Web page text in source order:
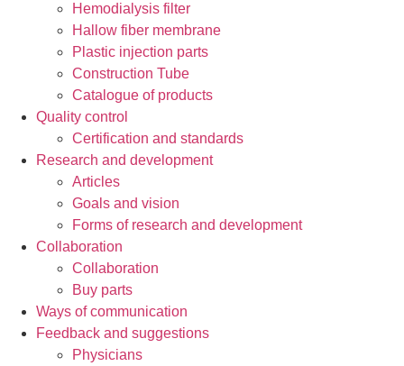
Hemodialysis filter
Hallow fiber membrane
Plastic injection parts
Construction Tube
Catalogue of products
Quality control
Certification and standards
Research and development
Articles
Goals and vision
Forms of research and development
Collaboration
Collaboration
Buy parts
Ways of communication
Feedback and suggestions
Physicians